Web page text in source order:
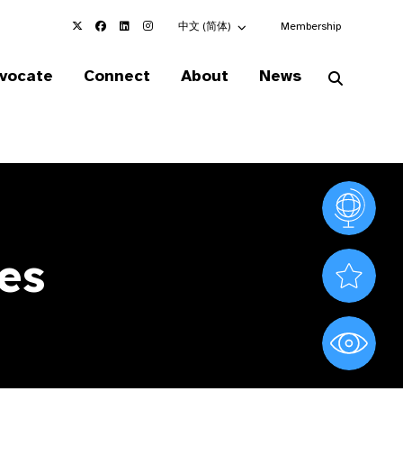
Choose an alternate language here
中文 (简体) Membership
Connect About News
Vision
Valued
World